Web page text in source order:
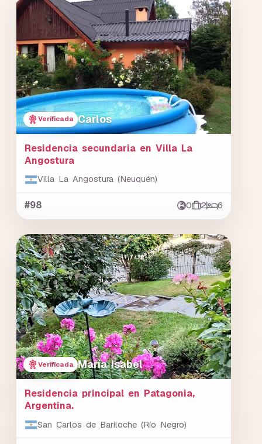
Verificada Carlos
Residencia secundaria en Villa La
Angostura
Villa La Angostura (Neuquén)
#98 0 2 6
Verificada María Isabel
Residencia principal en Patagonia,
Argentina.
San Carlos de Bariloche (Río Negro)